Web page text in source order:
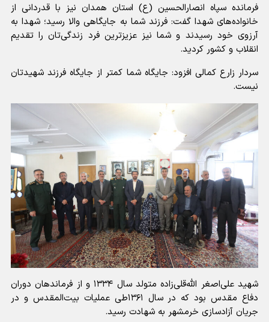
فرمانده سپاه انصارالحسین (ع) استان همدان نیز با قدردانی از
خانواده‌های شهدا گفت: فرزند شما به جایگاهی والا رسید؛ شهدا به
آرزوی خود رسیدند و شما نیز عزیزترین فرد زندگی‌تان را تقدیم
انقلاب و کشور کردید.
سردار زارع کمالی افزود: جایگاه شما کمتر از جایگاه فرزند شهیدتان
نیست.
شهید علی‌اصغر الله‌قلی‌زاده متولد سال ۱۳۳۴ و از فرماندهان دوران
دفاع مقدس بود که در سال ۱۳۶۱طی عملیات بیت‌المقدس و در
جریان آزادسازی خرمشهر به شهادت رسید.